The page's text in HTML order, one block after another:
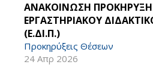
ΑΝΑΚΟΙΝΩΣΗ
ΕΡΓΑΣΤΗΡΙΑΚΟΥ
(Ε.ΔΙ.Π.)
Προκηρύξεις Θέσεων
24 Απρ 2026